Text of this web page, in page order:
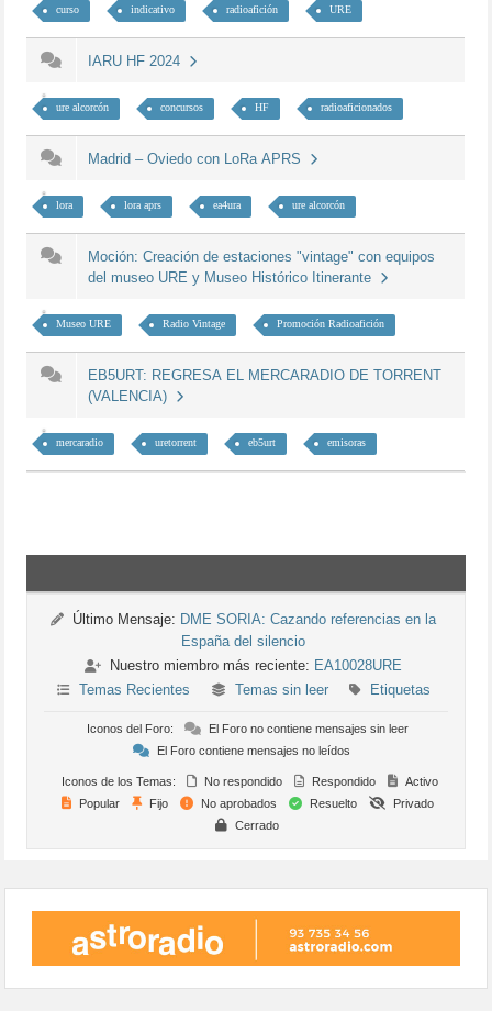
curso indicativo radioafición URE
IARU HF 2024
ure alcorcón concursos HF radioaficionados
Madrid – Oviedo con LoRa APRS
lora lora aprs ea4ura ure alcorcón
Moción: Creación de estaciones "vintage" con equipos
del museo URE y Museo Histórico Itinerante
Museo URE Radio Vintage Promoción Radioafición
EB5URT: REGRESA EL MERCARADIO DE TORRENT
(VALENCIA)
mercaradio uretorrent eb5urt emisoras
Último Mensaje: DME SORIA: Cazando referencias en la
España del silencio
Nuestro miembro más reciente: EA10028URE
Temas Recientes
Temas sin leer Etiquetas
Iconos del Foro:
El Foro no contiene mensajes sin leer
El Foro contiene mensajes no leídos
Iconos de los Temas: No respondido Respondido
Activo
Popular
Fijo No aprobados Resuelto
Privado
Cerrado